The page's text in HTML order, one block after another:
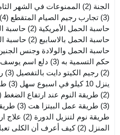
الجنة (2) الممنوعات في الشهر
(3)
تجارب رجيم الصيام المتقطع (4)
حاسبة الحمل الأمريكية (2) حاسبة
حاسبة الحمل بالاسابيع (2) حاسبة
حاسبة الحمل والولادة وجنس
حكم التسمية به (3) دلع اسم يوسف
(2)
رجيم الكيتو دايت بالتفصيل (3)
ينزل 10 كيلو في اسبوع سهل
(3)
(2)
طريقة النوم عند ارتفاع الضغط
(3)
طريقة عمل البيتزا هت (3)
طريقة نوم لتنزيل الدورة (2)
علاج
المنزل (2) كيف أعرف أن الكلى